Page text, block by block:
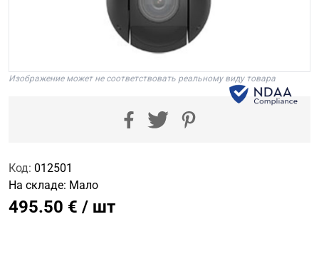
Изображение может не соответствовать реальному виду товара
Код: 012501
На складе: Мало
495.50 € / шт